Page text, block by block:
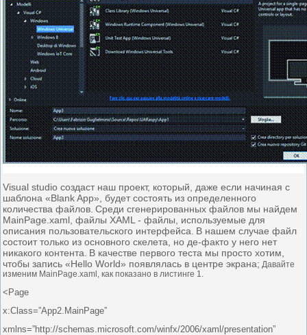
Visual studio создаст наш проект, который, даже если начиная с
шаблона «Blank App», будет состоять из определенного
количества файлов. Среди сгенерированных файлов мы найдем
MainPage.xaml, файлы XAML - файлы, используемые для
описания пользовательского интерфейса. В нашем случае файл
состоит только из основного скелета, но де-факто у него нет
никакого контента. В качестве первого теста мы просто хотим,
чтобы запись «Hello World» появлялась в центре экрана; Давайте
изменим MainPage.xaml, как показано в листинге 1.
<Page
x:Class=”App2.MainPage”
xmlns=”http://schemas.microsoft.com/winfx/2006/xaml/presentation”